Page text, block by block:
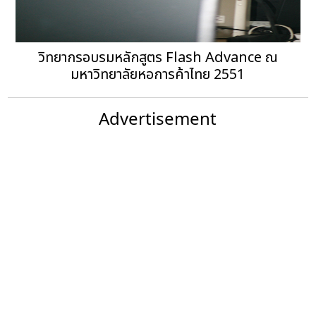
วิทยากรอบรมหลักสูตร Flash Advance ณ
มหาวิทยาลัยหอการค้าไทย 2551
Advertisement